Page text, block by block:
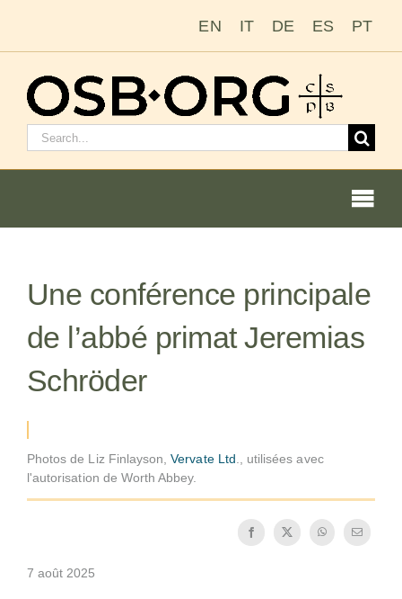
EN IT DE ES PT
Rechercher
L’ordre bénédictin
Devenir moine ou moniale
Une conférence principale
de l’abbé primat Jeremias
Schröder
Photos de Liz Finlayson,Vervate Ltd ., utilisées avec
l'autorisation de Worth Abbey.
7 août 2025